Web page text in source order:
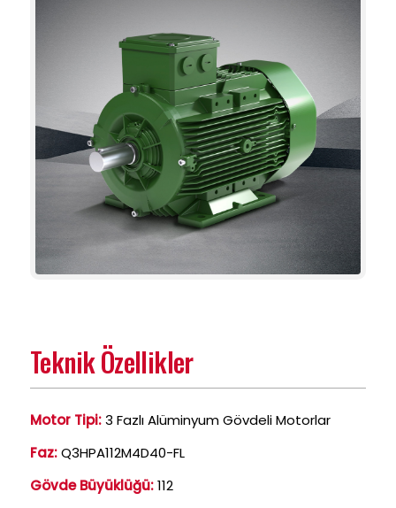
Teknik Özellikler
Motor Tipi:3 Fazlı Alüminyum Gövdeli Motorlar
Faz:Q3HPA112M4D40-FL
Gövde Büyüklüğü:112